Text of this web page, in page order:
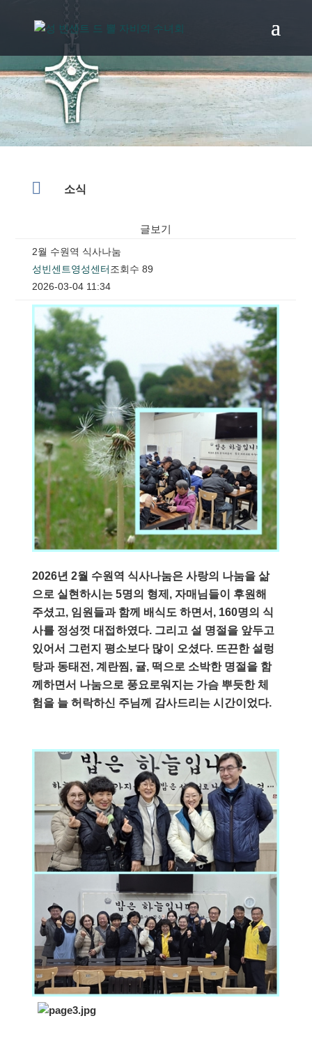
 소식
글보기
2월 수원역 식사나눔
성빈센트영성센터조회수 89
2026-03-04 11:34
2026년2월 수원역 식사나눔은 사랑의 나눔을 삶
으로 실현하시는5명의 형제 ,자매님들이 후원해
주셨고, 임원들과 함께 배식도 하면서 , 160명의 식
사를 정성껏 대접하였다. 그리고 설 명절을 앞두고
있어서 그런지 평소보다 많이 오셨다. 뜨끈한 설렁
탕과 동태전 ,계란찜, 귤, 떡으로 소박한 명절을 함
께하면서 나눔으로 풍요로워지는 가슴 뿌듯한 체
험을 늘 허락하신 주님께 감사드리는 시간이었다.